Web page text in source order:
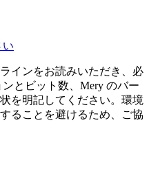
い
インをお読みいただき、必
とビット数、Mery のバー
を明記してください。環境
ることを避けるため、ご協